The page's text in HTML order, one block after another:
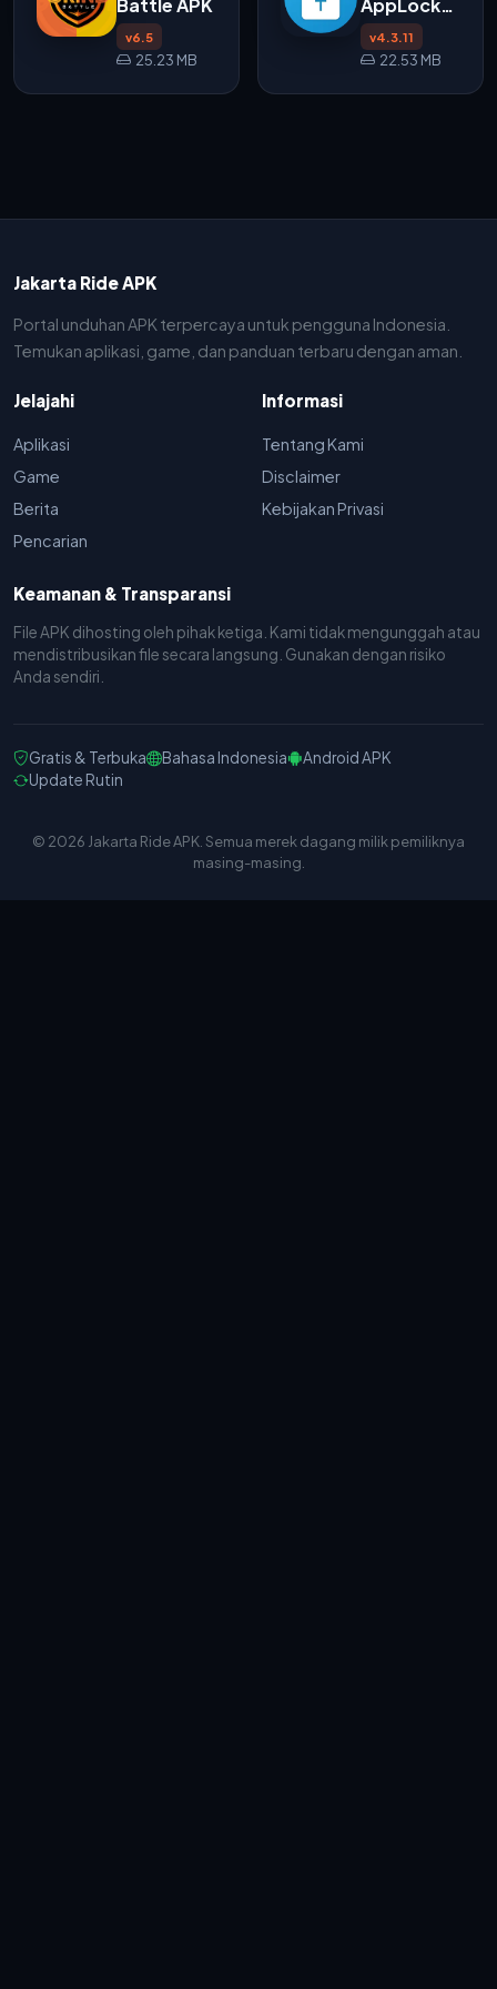
Battle APK
v6.5
25.23 MB
AppLock
APK
v4.3.11
Android
v4.3.11
22.53 MB
Jakarta Ride APK
Portal unduhan APK terpercaya untuk pengguna Indonesia.
Temukan aplikasi, game, dan panduan terbaru dengan aman.
Jelajahi
Aplikasi
Game
Berita
Pencarian
Informasi
Tentang Kami
Disclaimer
Kebijakan Privasi
Keamanan & Transparansi
File APK dihosting oleh pihak ketiga. Kami tidak mengunggah atau
mendistribusikan file secara langsung. Gunakan dengan risiko
Anda sendiri.
Gratis & Terbuka Bahasa Indonesia
Android APK
Update Rutin
© 2026 Jakarta Ride APK. Semua merek dagang milik pemiliknya
masing-masing.